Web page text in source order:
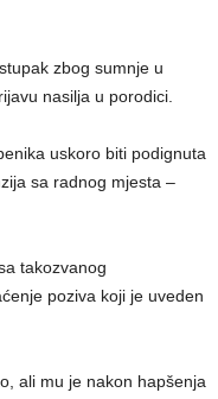
zbog sumnje u
nasilja u porodici.
uskoro biti podignuta
sa radnog mjesta –
takozvanog
poziva koji je uveden
ali mu je nakon hapšenja